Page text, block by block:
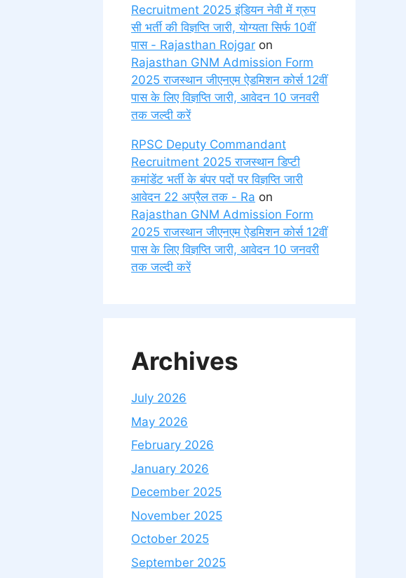
Recruitment 2025 इंडियन नेवी में ग्रुप
सी भर्ती की विज्ञप्ति जारी, योग्यता सिर्फ 10वीं
पास - Rajasthan Rojgar on
Rajasthan GNM Admission Form
2025 राजस्थान जीएनएम ऐडमिशन कोर्स 12वीं
पास के लिए विज्ञप्ति जारी, आवेदन 10 जनवरी
तक जल्दी करें
RPSC Deputy Commandant
Recruitment 2025 राजस्थान डिप्टी
कमांडेंट भर्ती के बंपर पदों पर विज्ञप्ति जारी
आवेदन 22 अप्रैल तक - Ra on
Rajasthan GNM Admission Form
2025 राजस्थान जीएनएम ऐडमिशन कोर्स 12वीं
पास के लिए विज्ञप्ति जारी, आवेदन 10 जनवरी
तक जल्दी करें
Archives
July 2026
May 2026
February 2026
January 2026
December 2025
November 2025
October 2025
September 2025